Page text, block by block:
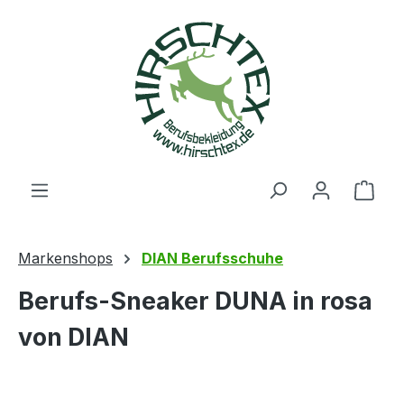
Markenshops DIAN Berufsschuhe
Berufs-Sneaker DUNA in rosa
von DIAN